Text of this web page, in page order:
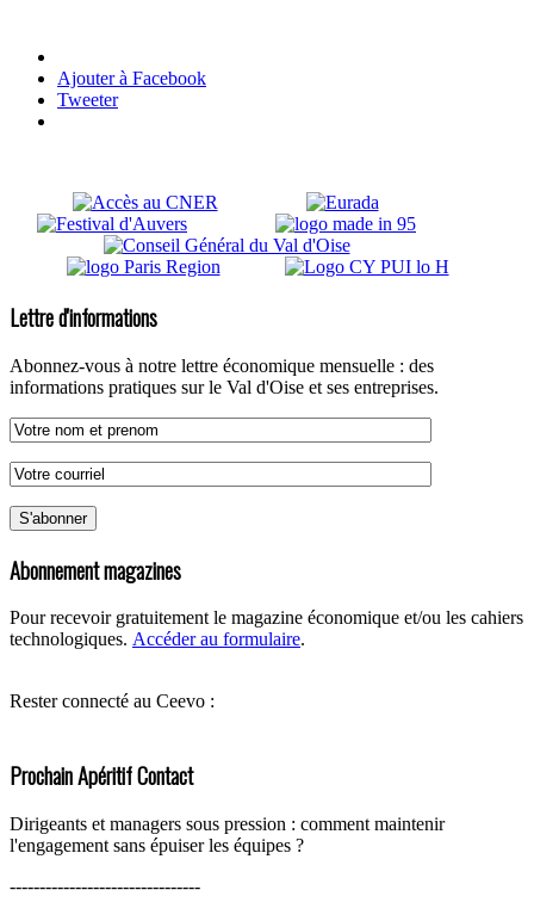
Ajouter à Facebook
Tweeter
Lettre d'informations
Abonnez-vous à notre lettre économique mensuelle : des
informations pratiques sur le Val d'Oise et ses entreprises.
Abonnement magazines
Pour recevoir gratuitement le magazine économique et/ou les cahiers
technologiques. Accéder au formulaire.
Rester connecté au Ceevo :
Prochain Apéritif Contact
Dirigeants et managers sous pression : comment maintenir
l'engagement sans épuiser les équipes ?
--------------------------------